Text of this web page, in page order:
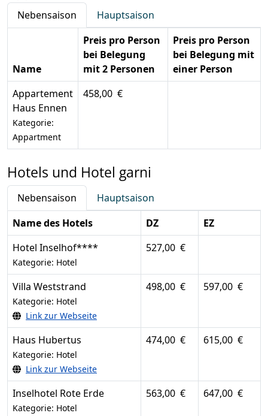
Nebensaison Hauptsaison
Name
Preis pro Person
bei Belegung
mit 2 Personen
Preis pro Person
bei Belegung mit
einer Person
Appartement
Haus Ennen
Kategorie:
Appartment
458,00 €
Hotels und Hotel garni
Nebensaison
Hauptsaison
Name des Hotels
DZ
EZ
Hotel Inselhof****
Kategorie: Hotel
527,00 €
Villa Weststrand
Kategorie: Hotel
Link zur Webseite
498,00 € 597,00 €
Haus Hubertus
Kategorie: Hotel
Link zur Webseite
474,00 € 615,00 €
Inselhotel Rote Erde
Kategorie: Hotel
563,00 € 647,00 €